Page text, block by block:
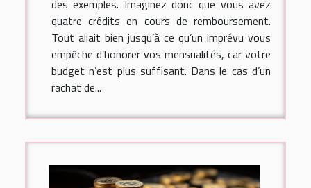
des exemples. Imaginez donc que vous avez
quatre crédits en cours de remboursement.
Tout allait bien jusqu’à ce qu’un imprévu vous
empêche d’honorer vos mensualités, car votre
budget n’est plus suffisant. Dans le cas d’un
rachat de...